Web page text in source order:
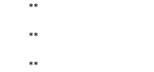
**
**
**